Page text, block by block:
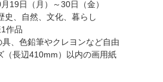
19日（月）～30日（金）
史、自然、文化、暮らし
作品
やクレヨンなど自由
）以内の画用紙